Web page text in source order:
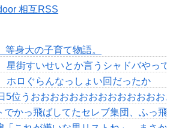
相互RSS
等身大の子育て物語。
星街すいせいとか言うシャドバやって
ホロぐらんなっしょい回だったか
5位うおおおおおおおおおおおおおおお
でかっ飛ばしてたセレブ集団、ふっ飛ぶ